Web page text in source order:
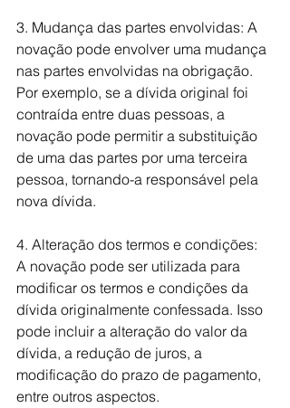
3. Mudança das partes envolvidas: A
novação pode envolver uma mudança
nas partes envolvidas na obrigação.
Por exemplo, se a dívida original foi
contraída entre duas pessoas, a
novação pode permitir a substituição
de uma das partes por uma terceira
pessoa, tornando-a responsável pela
nova dívida.
4. Alteração dos termos e condições:
A novação pode ser utilizada para
modificar os termos e condições da
dívida originalmente confessada. Isso
pode incluir a alteração do valor da
dívida, a redução de juros, a
modificação do prazo de pagamento,
entre outros aspectos.